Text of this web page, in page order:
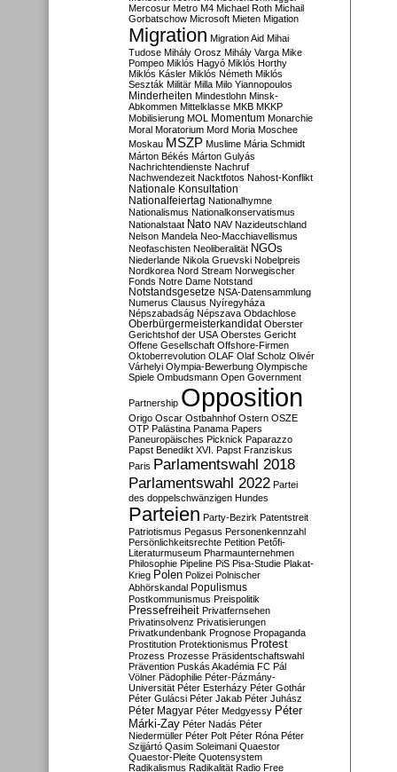
Mercosur Metro M4 Michael Roth Michail
Gorbatschow Microsoft Mieten Migation
Migration Migration Aid Mihai
Tudose Mihály Orosz Mihály Varga Mike
Pompeo Miklós Hagyó Miklós Horthy
Miklós Kásler Miklós Németh Miklós
Seszták Militär Milla Milo Yiannopoulos
Minderheiten Mindestlohn Minsk-
Abkommen Mittelklasse MKB MKKP
Mobilisierung MOL Momentum Monarchie
Moral Moratorium Mord Moria Moschee
Moskau MSZP Muslime Mária Schmidt
Márton Békés Márton Gulyás
Nachrichtendienste Nachruf
Nachwendezeit Nacktfotos Nahost-Konflikt
Nationale Konsultation
Nationalfeiertag Nationalhymne
Nationalismus Nationalkonservatismus
Nationalstaat Nato NAV Nazideutschland
Nelson Mandela Neo-Macchiavellismus
Neofaschisten Neoliberalität NGOs
Niederlande Nikola Gruevski Nobelpreis
Nordkorea Nord Stream Norwegischer
Fonds Notre Dame Notstand
Notstandsgesetze NSA-Datensammlung
Numerus Clausus Nyíregyháza
Népszabadság Népszava Obdachlose
Oberbürgermeisterkandidat Oberster
Gerichtshof der USA Oberstes Gericht
Offene Gesellschaft Offshore-Firmen
Oktoberrevolution OLAF Olaf Scholz Olivér
Várhelyi Olympia-Bewerbung Olympische
Spiele Ombudsmann Open Government
Partnership Opposition
Origo Oscar Ostbahnhof Ostern OSZE
OTP Palästina Panama Papers
Paneuropäisches Picknick Paparazzo
Papst Benedikt XVI. Papst Franziskus
Paris Parlamentswahl 2018
Parlamentswahl 2022 Partei
des doppelschwänzigen Hundes
Parteien Party-Bezirk Patentstreit
Patriotismus Pegasus Personenkennzahl
Persönlichkeitsrechte Petition Petőfi-
Literaturmuseum Pharmaunternehmen
Philosophie Pipeline PiS Pisa-Studie Plakat-
Krieg Polen Polizei Polnischer
Abhörskandal Populismus
Postkommunismus Preispolitik
Pressefreiheit Privatfernsehen
Privatinsolvenz Privatisierungen
Privatkundenbank Prognose Propaganda
Prostitution Protektionismus Protest
Prozess Prozesse Präsidentschaftswahl
Prävention Puskás Akadémia FC Pál
Völner Pädophilie Péter-Pázmány-
Universität Péter Esterházy Péter Gothár
Péter Gulácsi Péter Jakab Péter Juhász
Péter Magyar Péter Medgyessy Péter
Márki-Zay Péter Nadás Péter
Niedermüller Péter Polt Péter Róna Péter
Szijjártó Qasim Soleimani Quaestor
Quaestor-Pleite Quotensystem
Radikalismus Radikalität Radio Free